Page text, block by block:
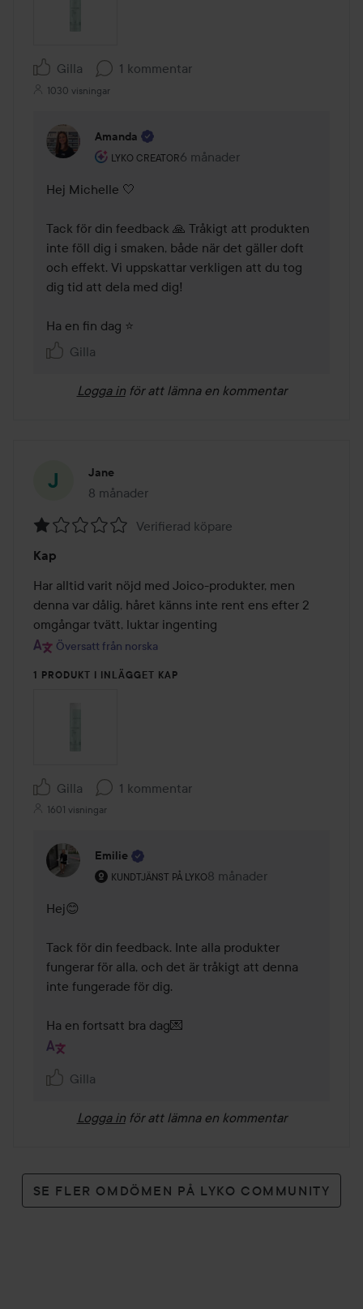
Gilla 1 kommentar
1030 visningar
Amanda
LYKO CREATOR
Användarens roll: Lyko Creator.
6 månader
Kommentaren lades 6 månader
Hej Michelle 🤍
Tack för din feedback 🙏 Tråkigt att produkten
inte föll dig i smaken, både när det gäller doft
och effekt. Vi uppskattar verkligen att du tog
dig tid att dela med dig!
Ha en fin dag ⭐
Gilla
Logga in för att lämna en kommentar
Jane
8 månader
Inlägget skapades 8 månader
1
av
5
Verifierad köpare
Kap
Har alltid varit nöjd med Joico-produkter, men
denna var dålig, håret känns inte rent ens efter 2
omgångar tvätt, luktar ingenting
Översatt från norska
1 PRODUKT I INLÄGGET KAP
Gilla 1 kommentar
1601 visningar
Emilie
KUNDTJÄNST PÅ LYKO
Användarens roll: Kundtjänst på Lyko.
8 månader
Kommentaren lades 8
Hej😊
Tack för din feedback. Inte alla produkter
fungerar för alla, och det är tråkigt att denna
inte fungerade för dig.
Ha en fortsatt bra dag💌
Gilla
Logga in för att lämna en kommentar
SE FLER OMDÖMEN PÅ LYKO COMMUNITY